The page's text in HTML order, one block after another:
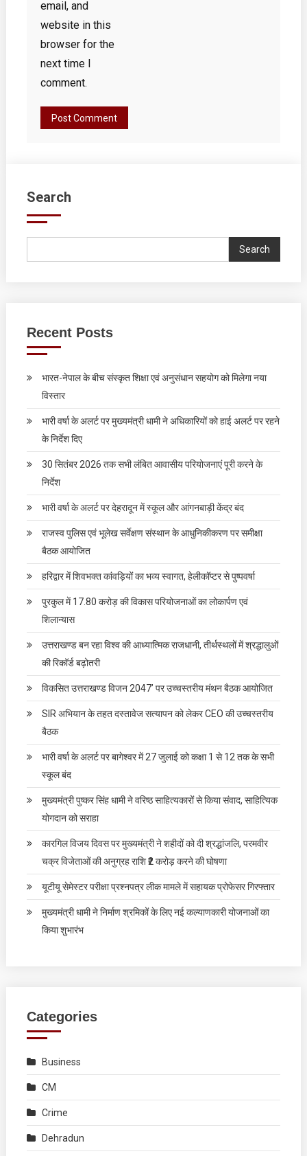
email, and
website in this
browser for the
next time I
comment.
Search
Search
Recent Posts
भारत-नेपाल के बीच संस्कृत शिक्षा एवं अनुसंधान सहयोग को मिलेगा नया
विस्तार
भारी वर्षा के अलर्ट पर मुख्यमंत्री धामी ने अधिकारियों को हाई अलर्ट पर रहने
के निर्देश दिए
30 सितंबर 2026 तक सभी लंबित आवासीय परियोजनाएं पूरी करने के
निर्देश
भारी वर्षा के अलर्ट पर देहरादून में स्कूल और आंगनबाड़ी केंद्र बंद
राजस्व पुलिस एवं भूलेख सर्वेक्षण संस्थान के आधुनिकीकरण पर समीक्षा
बैठक आयोजित
हरिद्वार में शिवभक्त कांवड़ियों का भव्य स्वागत, हेलीकॉप्टर से पुष्पवर्षा
पुरकुल में 17.80 करोड़ की विकास परियोजनाओं का लोकार्पण एवं
शिलान्यास
उत्तराखण्ड बन रहा विश्व की आध्यात्मिक राजधानी, तीर्थस्थलों में श्रद्धालुओं
की रिकॉर्ड बढ़ोतरी
विकसित उत्तराखण्ड विजन 2047’ पर उच्चस्तरीय मंथन बैठक आयोजित
SIR अभियान के तहत दस्तावेज सत्यापन को लेकर CEO की उच्चस्तरीय
बैठक
भारी वर्षा के अलर्ट पर बागेश्वर में 27 जुलाई को कक्षा 1 से 12 तक के सभी
स्कूल बंद
मुख्यमंत्री पुष्कर सिंह धामी ने वरिष्ठ साहित्यकारों से किया संवाद, साहित्यिक
योगदान को सराहा
कारगिल विजय दिवस पर मुख्यमंत्री ने शहीदों को दी श्रद्धांजलि, परमवीर
चक्र विजेताओं की अनुग्रह राशि ₹2 करोड़ करने की घोषणा
यूटीयू सेमेस्टर परीक्षा प्रश्नपत्र लीक मामले में सहायक प्रोफेसर गिरफ्तार
मुख्यमंत्री धामी ने निर्माण श्रमिकों के लिए नई कल्याणकारी योजनाओं का
किया शुभारंभ
Categories
Business
CM
Crime
Dehradun